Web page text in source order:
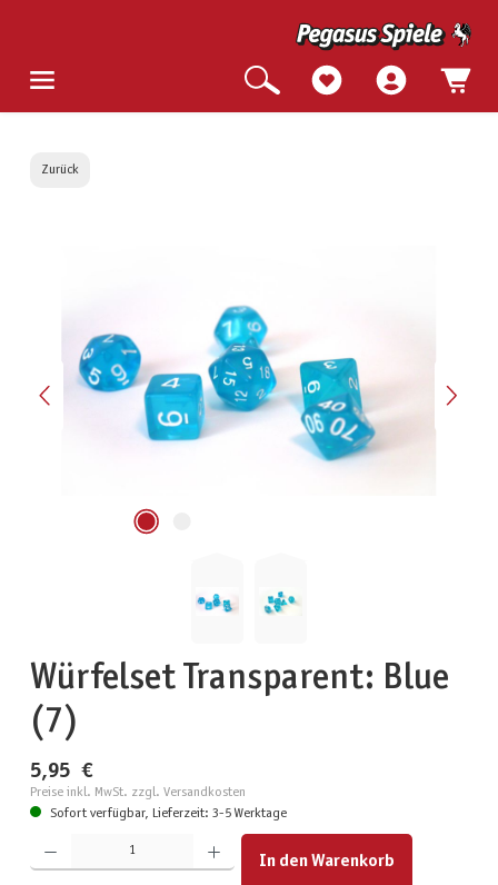
Zurück
Würfelset Transparent: Blue
(7)
5,95 €
Preise inkl. MwSt. zzgl. Versandkosten
Sofort verfügbar, Lieferzeit: 3-5 Werktage
Produkt Anzahl: Gib den gewünschten Wert ein oder benutze die Schaltflächen um die Anzahl zu
In den Warenkorb